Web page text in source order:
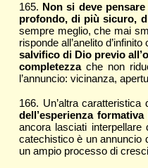
165. Non si deve
profondo, di più sicuro,
sempre meglio, che mai
risponde all’anelito
salvifico di Dio previo
completezzache non
l’annuncio: vicinanza,
166. Un’altra
dell’esperienza
ancora lasciati
catechistico è un annuncio
un ampio processo di